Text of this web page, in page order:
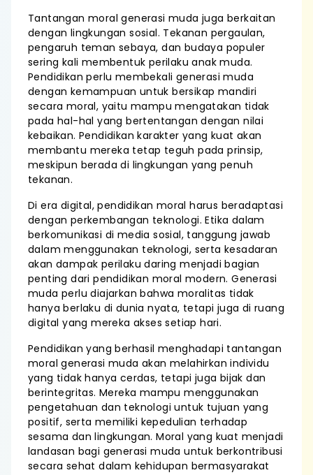
Tantangan moral generasi muda juga berkaitan
dengan lingkungan sosial. Tekanan pergaulan,
pengaruh teman sebaya, dan budaya populer
sering kali membentuk perilaku anak muda.
Pendidikan perlu membekali generasi muda
dengan kemampuan untuk bersikap mandiri
secara moral, yaitu mampu mengatakan tidak
pada hal-hal yang bertentangan dengan nilai
kebaikan. Pendidikan karakter yang kuat akan
membantu mereka tetap teguh pada prinsip,
meskipun berada di lingkungan yang penuh
tekanan.
Di era digital, pendidikan moral harus beradaptasi
dengan perkembangan teknologi. Etika dalam
berkomunikasi di media sosial, tanggung jawab
dalam menggunakan teknologi, serta kesadaran
akan dampak perilaku daring menjadi bagian
penting dari pendidikan moral modern. Generasi
muda perlu diajarkan bahwa moralitas tidak
hanya berlaku di dunia nyata, tetapi juga di ruang
digital yang mereka akses setiap hari.
Pendidikan yang berhasil menghadapi tantangan
moral generasi muda akan melahirkan individu
yang tidak hanya cerdas, tetapi juga bijak dan
berintegritas. Mereka mampu menggunakan
pengetahuan dan teknologi untuk tujuan yang
positif, serta memiliki kepedulian terhadap
sesama dan lingkungan. Moral yang kuat menjadi
landasan bagi generasi muda untuk berkontribusi
secara sehat dalam kehidupan bermasyarakat